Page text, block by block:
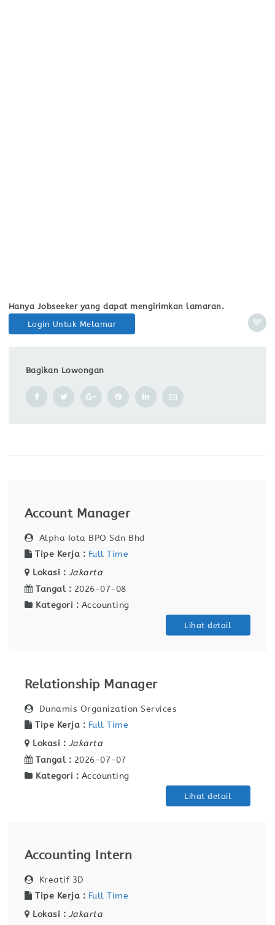
Hanya Jobseeker yang dapat mengirimkan lamaran.
Login Untuk Melamar
Bagikan Lowongan
Account Manager
Alpha Iota BPO Sdn Bhd
Tipe Kerja : Full Time
Lokasi : Jakarta
Tangal : 2026-07-08
Kategori : Accounting
Lihat detail
Relationship Manager
Dunamis Organization Services
Tipe Kerja : Full Time
Lokasi : Jakarta
Tangal : 2026-07-07
Kategori : Accounting
Lihat detail
Accounting Intern
Kreatif 3D
Tipe Kerja : Full Time
Lokasi : Jakarta